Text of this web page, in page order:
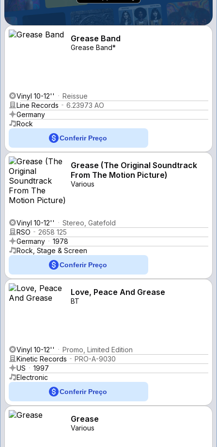
Grease Band
Grease Band*
Vinyl 10-12''
Reissue
Line Records
6.23973 AO
Germany
Rock
Conferir Preço
Grease (The Original Soundtrack
From The Motion Picture)
Various
Vinyl 10-12''
Stereo, Gatefold
RSO
2658 125
Germany
1978
Rock, Stage & Screen
Conferir Preço
Love, Peace And Grease
BT
Vinyl 10-12''
Promo, Limited Edition
Kinetic Records
PRO-A-9030
US
1997
Electronic
Conferir Preço
Grease
Various